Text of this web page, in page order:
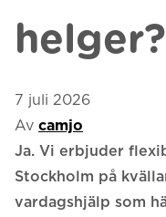
helger?
7 juli 2026
Av camjo
Ja. Vi erbjuder
Stockholm på
vardagshjälp som